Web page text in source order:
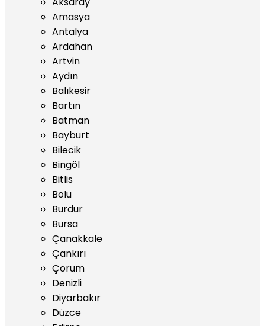
Amasya
Antalya
Ardahan
Artvin
Aydın
Balıkesir
Bartın
Batman
Bayburt
Bilecik
Bingöl
Bitlis
Bolu
Burdur
Bursa
Çanakkale
Çankırı
Çorum
Denizli
Diyarbakır
Düzce